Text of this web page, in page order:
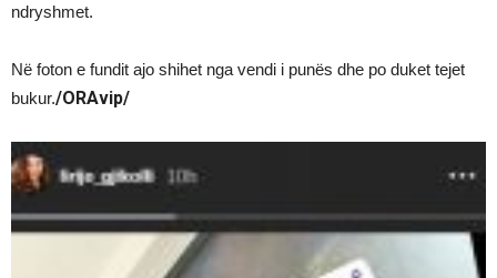
ndryshmet.
Në foton e fundit ajo shihet nga vendi i punës dhe po duket tejet
bukur./ORAvip/